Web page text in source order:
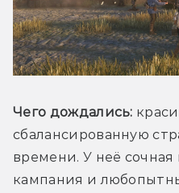
Чего дождались:
сбалансированную
времени. У неё сочная
кампания и